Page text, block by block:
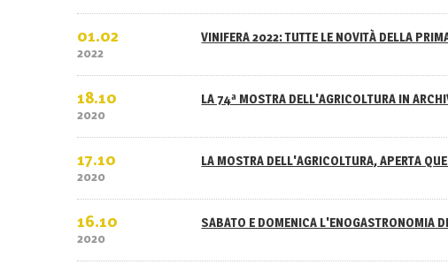
01.02
2022
VINIFERA 2022: TUTTE LE NOVITÀ DELLA
18.10
2020
LA 74ª MOSTRA DELL'AGRICOLTURA IN
17.10
2020
LA MOSTRA DELL'AGRICOLTURA, APERTA
16.10
2020
SABATO E DOMENICA L'ENOGASTRONOMIA